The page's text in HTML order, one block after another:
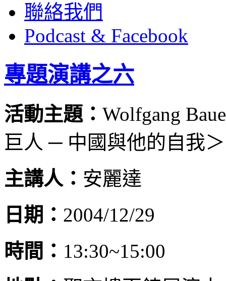
聯絡我們
Podcast & Facebook
專題演講之六
活動主題： Wolfgang
巨人 ─ 中國與他的自我＞
主講人： 安麗達
日期： 2004/12/29
時間： 13:30~15:00